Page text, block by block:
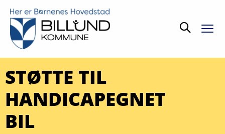
Søg
STØTTE TIL
HANDICAPEGNET
BIL